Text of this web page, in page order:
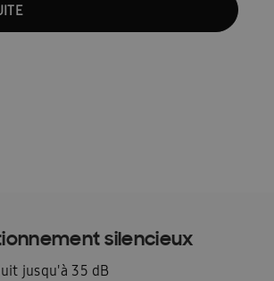
silencieux
jusqu'à 35 dB